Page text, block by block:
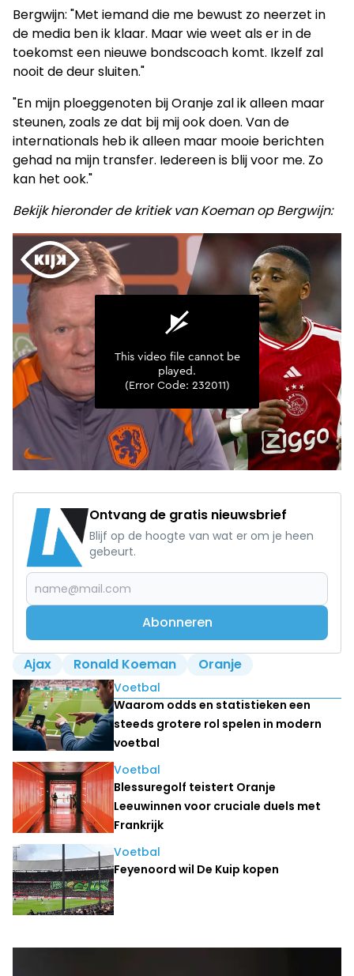
Bergwijn: "Met iemand die me bewust zo neerzet in
de media ben ik klaar. Maar wie weet als er in de
toekomst een nieuwe bondscoach komt. Ikzelf zal
nooit de deur sluiten."
"En mijn ploeggenoten bij Oranje zal ik alleen maar
steunen, zoals ze dat bij mij ook doen. Van de
internationals heb ik alleen maar mooie berichten
gehad na mijn transfer. Iedereen is blij voor me. Zo
kan het ook."
Bekijk hieronder de kritiek van Koeman op Bergwijn:
Ontvang de gratis nieuwsbrief
Blijf op de hoogte van wat er om je heen
gebeurt.
Abonneren
Ajax Ronald Koeman Oranje
Lees ook
Voetbal
Waarom odds en statistieken een
steeds grotere rol spelen in modern
voetbal
Voetbal
Blessuregolf teistert Oranje
Leeuwinnen voor cruciale duels met
Frankrijk
Voetbal
Feyenoord wil De Kuip kopen
Laatste nieuws